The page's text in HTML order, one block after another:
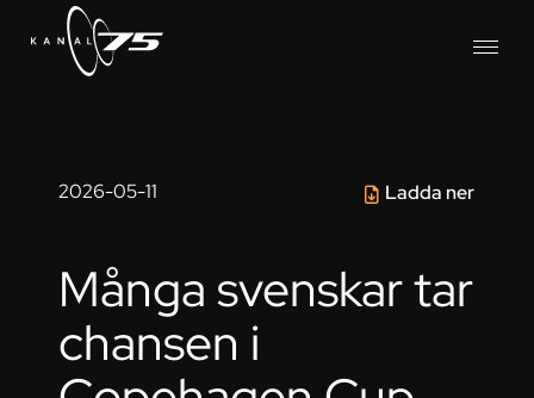
2026-05-11 Ladda ner
Många svenskar tar
chansen i